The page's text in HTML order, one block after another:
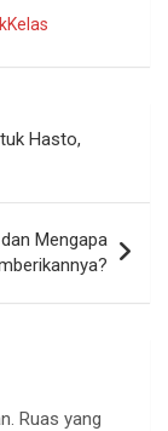
Hasto,
Mengapa
Ruas yang